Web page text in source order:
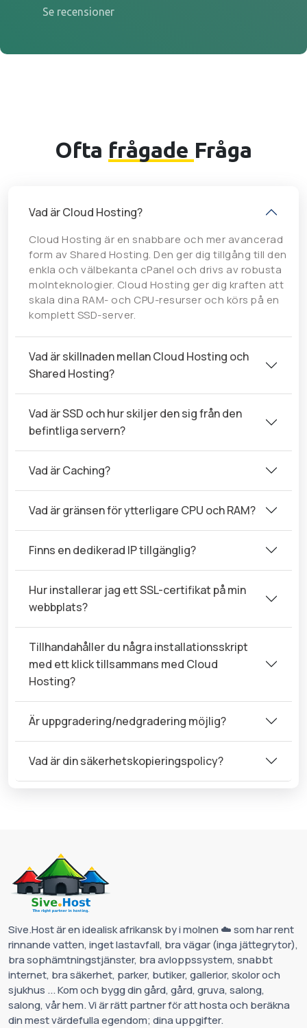
Se recensioner
Ofta frågade Fråga
Vad är Cloud Hosting?
Cloud Hosting är en snabbare och mer avancerad
form av Shared Hosting. Den ger dig tillgång till den
enkla och välbekanta cPanel och drivs av robusta
molnteknologier. Cloud Hosting ger dig kraften att
skala dina RAM- och CPU-resurser och körs på en
komplett SSD-server.
Vad är skillnaden mellan Cloud Hosting och
Shared Hosting?
Vad är SSD och hur skiljer den sig från den
befintliga servern?
Vad är Caching?
Vad är gränsen för ytterligare CPU och RAM?
Finns en dedikerad IP tillgänglig?
Hur installerar jag ett SSL-certifikat på min
webbplats?
Tillhandahåller du några installationsskript
med ett klick tillsammans med Cloud
Hosting?
Är uppgradering/nedgradering möjlig?
Vad är din säkerhetskopieringspolicy?
Sive.Host är en idealisk afrikansk by i molnen ☁️ som har rent
rinnande vatten, inget lastavfall, bra vägar (inga jättegrytor),
bra sophämtningstjänster, bra avloppssystem, snabbt
internet, bra säkerhet, parker, butiker, gallerior, skolor och
sjukhus ... Kom och bygg din gård, gård, gruva, salong,
salong, vår hem. Vi är rätt partner för att hosta och beräkna
din mest värdefulla egendom; dina uppgifter.